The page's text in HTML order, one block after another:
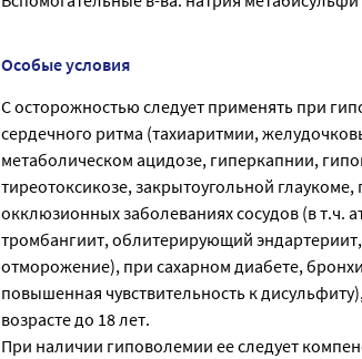
Особые условия
C осторожностью следует применять при
сердечного ритма (тахиаритмии,
метаболическом ацидозе, гиперкапнии,
тиреотоксикозе, закрытоугольной
окклюзионных заболеваниях сосудов (в
тромбангиит, облитерирующий
отморожение), при сахарном диабете,
повышенная чувствительность к
возрасте до 18 лет.
При наличии гиповолемии ее следует